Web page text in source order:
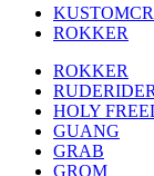
ROKKER
ROKKER
HOLY
GUANG
GRAB
GROM